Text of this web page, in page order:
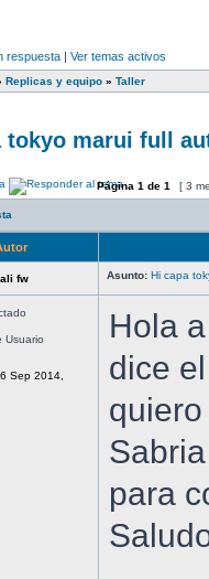
respuesta | Ver temas activos
Replicas y equipo » Taller
tokyo marui full
Página 1 de 1 [ 3
fw Asunto: Hi capa
Sep 2014,
Hola
dice
para